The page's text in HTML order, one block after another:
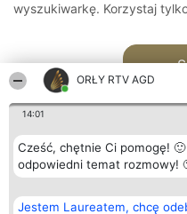
ORŁY RTV AGD
14:01
Cześć, chętnie Ci pomogę!
odpowiedni temat rozmowy!
Jestem Laureatem, chcę
wyszukiwarkę. Korzystaj
Organizator plebiscytu
Bright Side Solutions sp. z o.